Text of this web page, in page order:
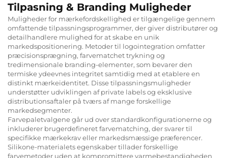
Tilpasning & Branding Muligheder
Muligheder for mærkefordskellighed er tilgængelige gennem
omfattende tilpassningsprogrammer, der giver distributører og
detailhandlere mulighed for at skabe en unik
markedspositionering. Metoder til logointegration omfatter
præcisionsprægning, farvematchet trykning og
tredimensionale branding-elementer, som bevarer den
termiske ydeevnes integritet samtidig med at etablere en
distinkt mærkeidentitet. Disse tilpassningsmuligheder
understøtter udviklingen af private labels og eksklusive
distributionsaftaler på tværs af mange forskellige
markedsegmenter.
Farvepaletvalgene går ud over standardkonfigurationerne og
inkluderer brugerdefineret farvematching, der svarer til
specifikke mærkekrav eller markedsmæssige præferencer.
Silikone-materialets egenskaber tillader forskellige
farvemetoder uden at kompromittere varmebestandigheden